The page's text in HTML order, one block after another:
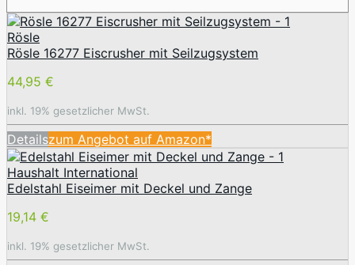
Rösle
Rösle 16277 Eiscrusher mit Seilzugsystem
44,95 €
inkl. 19% gesetzlicher MwSt.
Detailszum Angebot auf Amazon*
Haushalt International
Edelstahl Eiseimer mit Deckel und Zange
19,14 €
inkl. 19% gesetzlicher MwSt.